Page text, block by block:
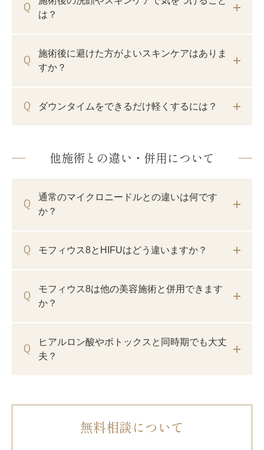
は？
施術後に避けた方がよいスキンケアはありま
すか？
ダウンタイムをできるだけ軽くするには？
他施術との違い・併用について
通常のマイクロニードルとの違いは何です
か？
モフィウス8とHIFUはどう違いますか？
モフィウス8は他の美容施術と併用できます
か？
ヒアルロン酸やボトックスと同時期でも大丈
夫？
無料相談について